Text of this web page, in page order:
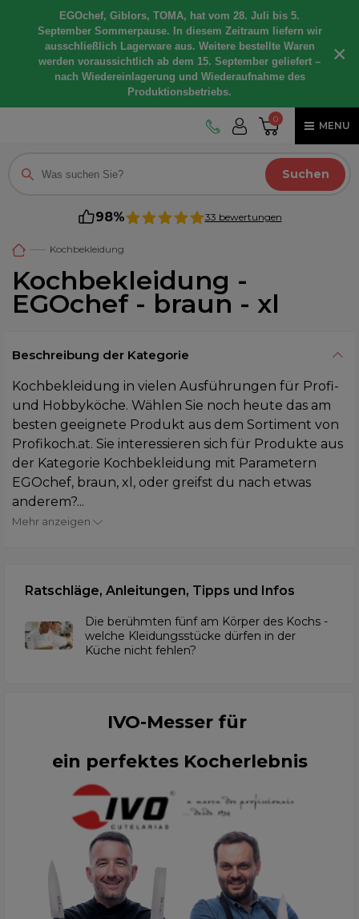
EGOchef, Giblors, TOMA, hat vom 28. Juli bis 5.
September Sommerpause. In diesem Zeitraum liefern wir
ausschließlich Lagerware aus. Weitere bestellte Waren
werden voraussichtlich ab dem 15. September geliefert –
nach Wiedereinlagerung und Wiederaufnahme des
Produktionsbetriebs.
×
0
MENU
Suchen
98% 33 bewertungen
Kochbekleidung
Kochbekleidung -
EGOchef - braun - xl
Beschreibung der Kategorie
Kochbekleidung in vielen Ausführungen für Profi-
und Hobbyköche. Wählen Sie noch heute das am
besten geeignete Produkt aus dem Sortiment von
Profikoch.at. Sie interessieren sich für Produkte aus
der Kategorie Kochbekleidung mit Parametern
EGOchef, braun, xl, oder greifst du nach etwas
anderem?...
Mehr anzeigen
Ratschläge, Anleitungen, Tipps und Infos
Die berühmten fünf am Körper des Kochs -
welche Kleidungsstücke dürfen in der
Küche nicht fehlen?
IVO-Messer für
ein perfektes Kocherlebnis